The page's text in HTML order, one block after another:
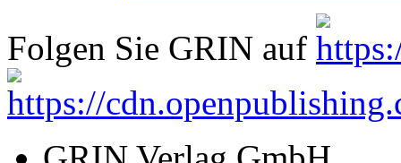
Folgen Sie GRIN auf